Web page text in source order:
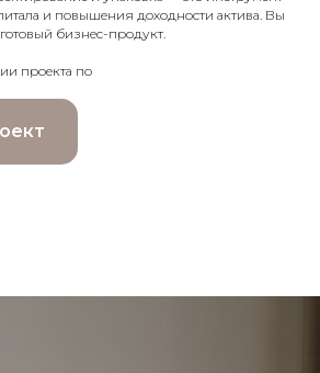
и повышения доходности актива. Вы
бизнес-продукт.
проекта по